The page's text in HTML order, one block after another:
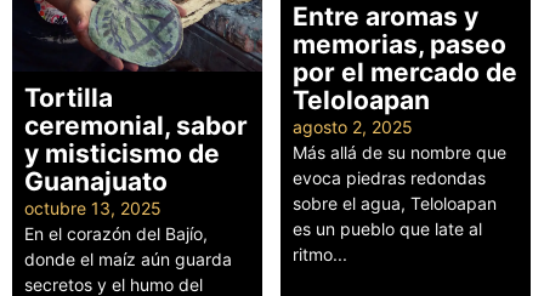
Tortilla
ceremonial, sabor
y misticismo de
Guanajuato
octubre 13, 2025
En el corazón del Bajío,
donde el maíz aún guarda
secretos y el humo del
Entre aromas y
memorias, paseo
por el mercado de
Teloloapan
agosto 2, 2025
Más allá de su nombre que
evoca piedras redondas
sobre el agua, Teloloapan
es un pueblo que late al
ritmo...